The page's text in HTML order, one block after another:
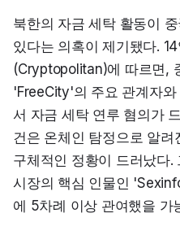
북한의 자금 세탁 활동이
있다는 의혹이 제기됐다.
(Cryptopolitan)에 따르면,
'FreeCity'의 주요 관계자
서 자금 세탁 연루 혐의가
건은 온체인 탐정으로 알
구체적인 정황이 드러났다.
시장의 핵심 인물인
에 5차례 이상 관여했을 가